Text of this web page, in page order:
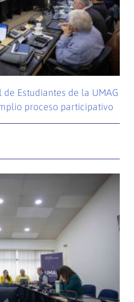
Estudiantes de la UMAG
proceso participativo